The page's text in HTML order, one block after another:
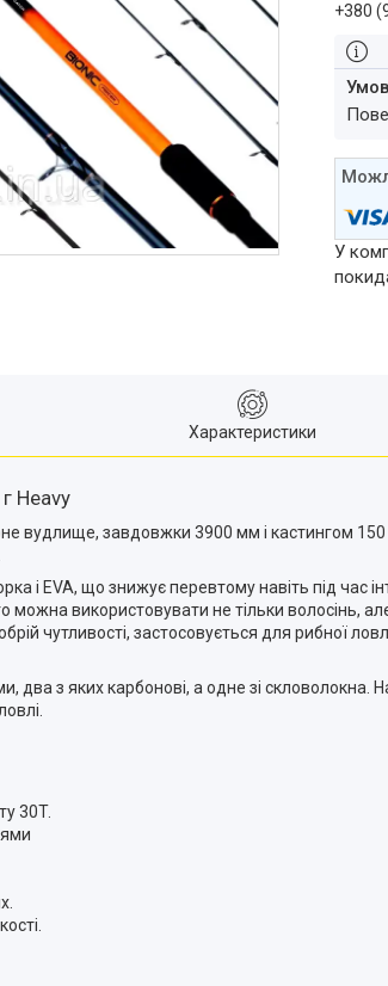
+380
У
Характеристики
Heavy
вудлище, завдовжки 3900 мм і кастингом 150
і EVA, що знижує перевтому навіть під час
можна використовувати не тільки волосінь,
чутливості, застосовується для рибної
два з яких карбонові, а одне зі
30T.